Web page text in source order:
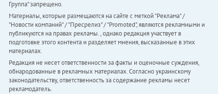
Группа" запрещено.
Материалы, которые размещаются на сайте с меткой "Реклама" /
"Новости компаний" / "Пресрелиз" / "Promoted", являются рекламными и
публикуются на правах рекламы. , однако редакция участвует в
подготовке этого контента и разделяет мнения, высказанные в этих
материалах.
Редакция не несет ответственности за факты и оценочные суждения,
обнародованные в рекламных материалах. Согласно украинскому
законодательству, ответственность за содержание рекламы несет
рекламодатель.